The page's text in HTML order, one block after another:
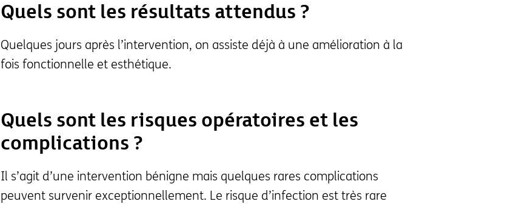
Quels sont les résultats attendus ?
Quelques jours après l’intervention, on assiste déjà à une amélioration à la
fois fonctionnelle et esthétique.
Quels sont les risques opératoires et les
complications ?
Il s’agit d’une intervention bénigne mais quelques rares complications
peuvent survenir exceptionnellement. Le risque d’infection est très rare